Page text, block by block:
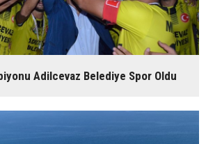
Adilcevaz Belediye Spor Oldu